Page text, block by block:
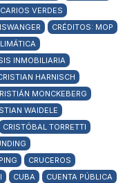
VERDES
CRÉDITOS: MOP
INMOBILIARIA
HARNISCH
MONCKEBERG
WAIDELE
CRISTÓBAL TORRETTI
CRUCEROS
CUBA
CUENTA PÚBLICA